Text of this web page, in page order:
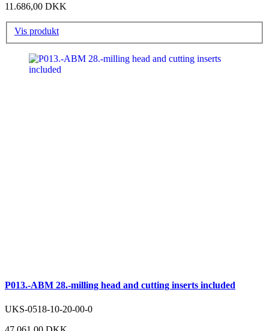
11.686,00 DKK
Vis produkt
P013.-ABM 28.-milling head and cutting inserts included
UKS-0518-10-20-00-0